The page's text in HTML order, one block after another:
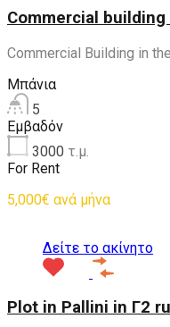
Commercial
Commercial Building in
Μπάνια
5
Εμβαδόν
3000 τ.μ.
For Rent
5,000€ ανά μήνα
Δείτε το ακίνητο
Plot in Pallini in Γ2